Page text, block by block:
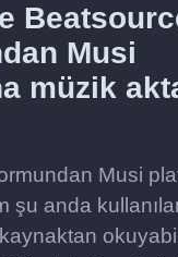
Musi
müzik
Musi
şu anda